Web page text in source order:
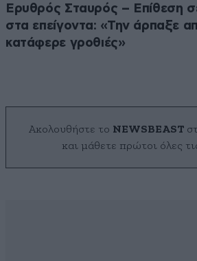
Ερυθρός Σταυρός – Επίθεση
στα επείγοντα: «Την άρπαξε
κατάφερε γροθιές»
Ακολουθήστε το NEWSBEAST
και μάθετε πρώτοι όλες